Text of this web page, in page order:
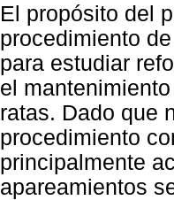
El propósito del
procedimiento
para estudiar
el
ratas. Dado que
procedimiento
principalmente
apareamientos